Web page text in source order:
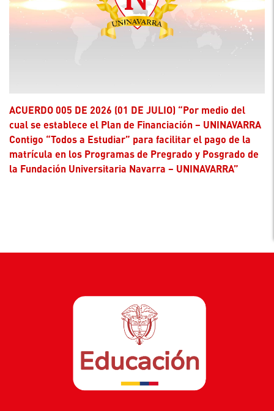
ACUERDO 005 DE 2026 (01 DE JULIO) “Por medio del
cual se establece el Plan de Financiación – UNINAVARRA
Contigo “Todos a Estudiar” para facilitar el pago de la
matrícula en los Programas de Pregrado y Posgrado de
la Fundación Universitaria Navarra – UNINAVARRA”